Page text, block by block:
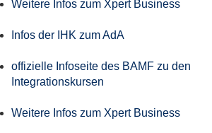
Weitere Infos zum Xpert Business
Infos der IHK zum AdA
offizielle Infoseite des BAMF zu den
Integrationskursen
Weitere Infos zum Xpert Business